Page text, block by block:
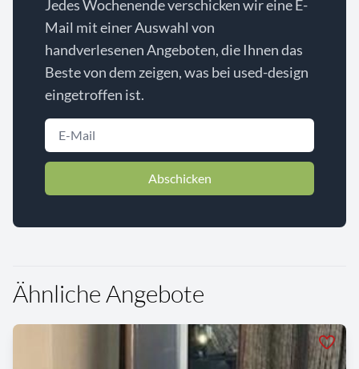
Jedes Wochenende verschicken wir eine E-
Mail mit einer Auswahl von
handverlesenen Angeboten, die Ihnen das
Beste von dem zeigen, was bei used-design
eingetroffen ist.
Abschicken
Ähnliche Angebote